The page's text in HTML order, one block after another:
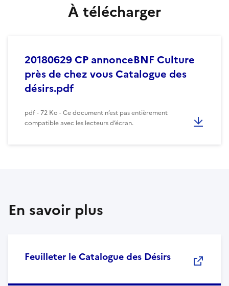
À télécharger
20180629 CP annonceBNF Culture
près de chez vous Catalogue des
désirs.pdf
pdf - 72 Ko - Ce document n’est pas entièrement
compatible avec les lecteurs d’écran.
En savoir plus
Feuilleter le Catalogue des Désirs